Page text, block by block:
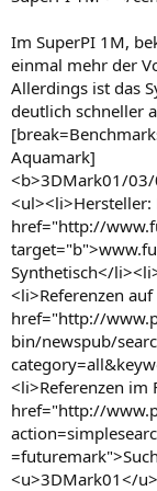
Im SuperPI 1M,
einmal mehr der
Allerdings ist das
deutlich schneller
Aquamark]
<b>3DMark01/
href="http://
Synthetisch</
<li>Referenzen
href="http://
bin/newspub/
<li>Referenzen im
href="http://
<u>3DMark01</u>